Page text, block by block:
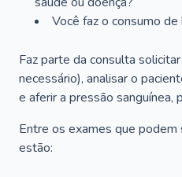
Você faz o consumo
Faz parte da consulta
necessário), analisar o
e aferir a pressão sanguínea,
Entre os exames que
estão: